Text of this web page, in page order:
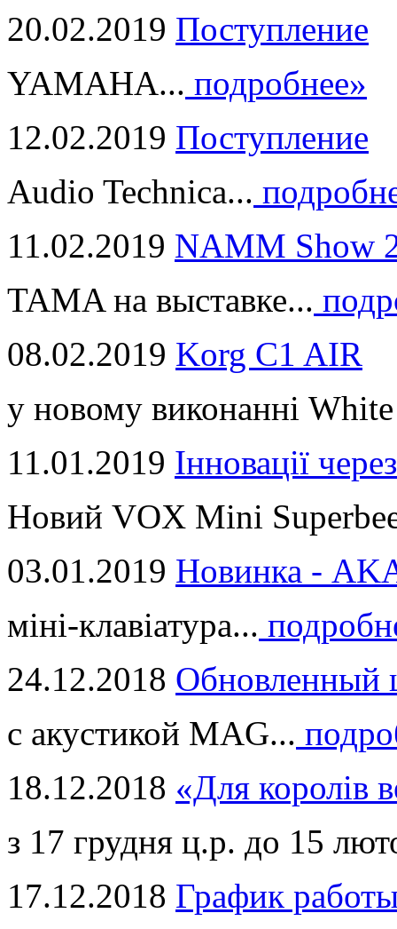
20.02.2019 Поступление
YAMAHA... подробнее»
12.02.2019 Поступление
Audio Technica...
11.02.2019 NAMM Show
TAMA на выставке...
08.02.2019 Korg C1 AIR
у новому виконанні
11.01.2019 Інновації
Новий VOX Mini
03.01.2019 Новинка -
міні-клавіатура...
24.12.2018 Обновленный
с акустикой MAG...
18.12.2018 «Для королів
з 17 грудня ц.р. до 15
17.12.2018 График